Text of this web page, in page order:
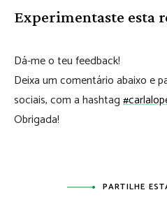
Experimentaste esta
Dá-me o teu feedback!
Deixa um comentário abaixo e
sociais, com a hashtag
Obrigada!
PARTILHE